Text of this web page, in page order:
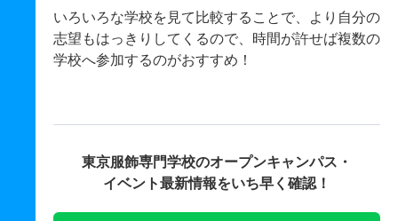
いろいろな学校を見て比較することで、より自分の
志望もはっきりしてくるので、時間が許せば複数の
学校へ参加するのがおすすめ！
東京服飾専門学校のオープンキャンパス・
イベント最新情報をいち早く確認！